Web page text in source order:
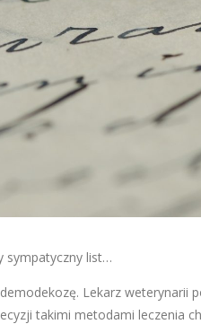
sympatyczny list…
Lekarz weterynarii
takimi metodami leczenia